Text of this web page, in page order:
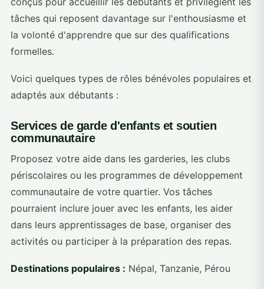
tâches qui reposent davantage sur l'enthousiasme et
la volonté d'apprendre que sur des qualifications
formelles.
Voici quelques types de rôles bénévoles populaires et
adaptés aux débutants :
Services de garde d'enfants et soutien
communautaire
Proposez votre aide dans les garderies, les clubs
périscolaires ou les programmes de développement
communautaire de votre quartier. Vos tâches
pourraient inclure jouer avec les enfants, les aider
dans leurs apprentissages de base, organiser des
activités ou participer à la préparation des repas.
Destinations populaires : Népal, Tanzanie, Pérou